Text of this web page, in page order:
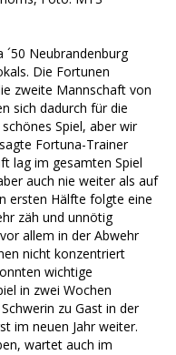
´50 Neubrandenburg
Die Fortunen
zweite Mannschaft von
sich dadurch für die
Spiel, aber wir
Fortuna-Trainer
lag im gesamten Spiel
auch nie weiter als auf
ersten Hälfte folgte eine
zäh und unnötig
allem in der Abwehr
nicht konzentriert
wichtige
in zwei Wochen
zu Gast in der
im neuen Jahr weiter.
wartet auch im